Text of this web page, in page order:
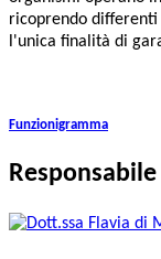
ricoprendo
l'unica finalità di
Funzionigramma
Responsabile